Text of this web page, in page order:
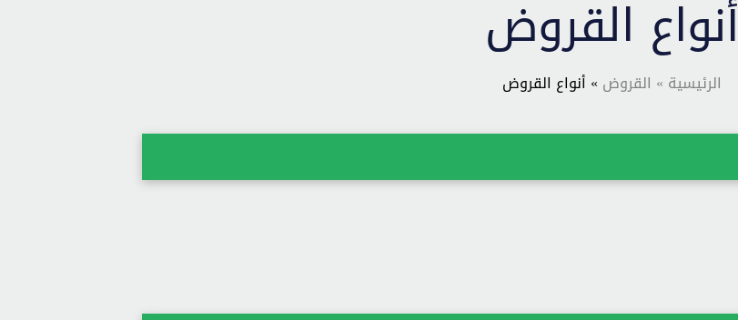
أنواع القروض
الرئيسية » القروض » أنواع القروض